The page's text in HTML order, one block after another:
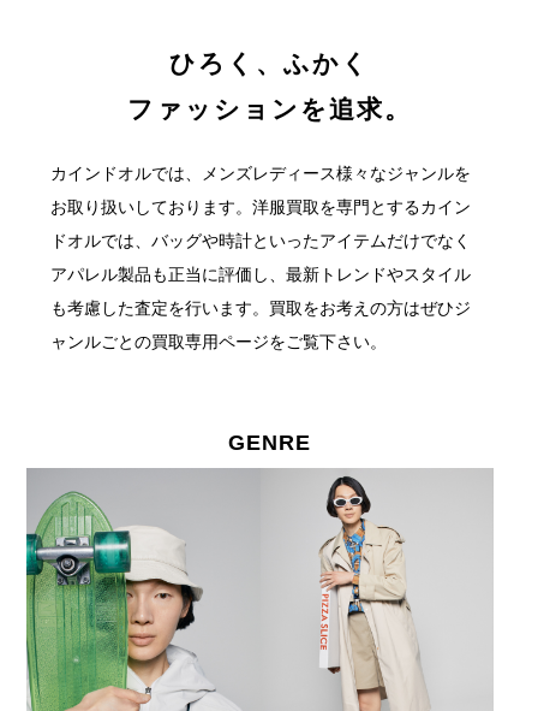
ひろく、ふかく
ファッションを追求。
カインドオルでは、メンズレディース様々なジャンルを
お取り扱いしております。洋服買取を専門とするカイン
ドオルでは、バッグや時計といったアイテムだけでなく
アパレル製品も正当に評価し、最新トレンドやスタイル
も考慮した査定を行います。 買取をお考えの方はぜひジ
ャンルごとの買取専用ページをご覧下さい。
GENRE 取扱ジャンルGENRE